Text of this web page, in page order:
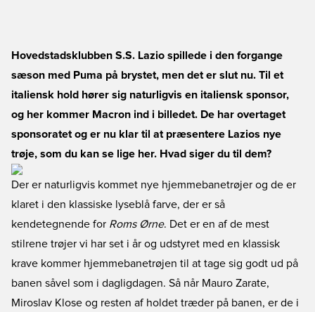
Hovedstadsklubben S.S. Lazio spillede i den forgange
sæson med Puma på brystet, men det er slut nu. Til et
italiensk hold hører sig naturligvis en italiensk sponsor,
og her kommer Macron ind i billedet. De har overtaget
sponsoratet og er nu klar til at præsentere Lazios nye
trøje, som du kan se lige her. Hvad siger du til dem?
Der er naturligvis kommet nye hjemmebanetrøjer og de er
klaret i den klassiske lyseblå farve, der er så
kendetegnende for Roms Ørne. Det er en af de mest
stilrene trøjer vi har set i år og udstyret med en klassisk
krave kommer hjemmebanetrøjen til at tage sig godt ud på
banen såvel som i dagligdagen. Så når Mauro Zarate,
Miroslav Klose og resten af holdet træder på banen, er de i